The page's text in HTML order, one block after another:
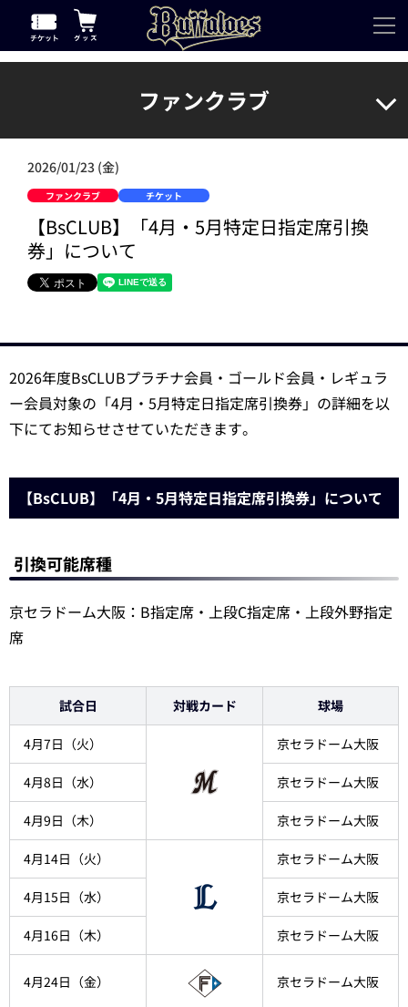
ファンクラブ
2026/01/23 (金)
ファンクラブ チケット
【BsCLUB】「4月・5月特定日指定席引換
券」について
2026年度BsCLUBプラチナ会員・ゴールド会員・レギュラ
ー会員対象の「4月・5月特定日指定席引換券」の詳細を以
下にてお知らせさせていただきます。
【BsCLUB】「4月・5月特定日指定席引換券」について
引換可能席種
京セラドーム大阪：B指定席・上段C指定席・上段外野指定
席
試合日 対戦カード 球場
4月7日（火） 京セラドーム大阪
4月8日（水） 京セラドーム大阪
4月9日（木） 京セラドーム大阪
4月14日（火） 京セラドーム大阪
4月15日（水） 京セラドーム大阪
4月16日（木） 京セラドーム大阪
4月24日（金） 京セラドーム大阪